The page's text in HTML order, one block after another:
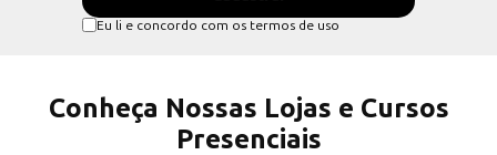
Eu li e concordo com os termos de uso
Conheça Nossas Lojas e Cursos
Presenciais